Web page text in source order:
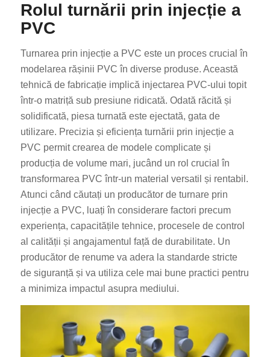
Rolul turnării prin injecție a
PVC
Turnarea prin injecție a PVC este un proces crucial în
modelarea rășinii PVC în diverse produse. Această
tehnică de fabricație implică injectarea PVC-ului topit
într-o matriță sub presiune ridicată. Odată răcită și
solidificată, piesa turnată este ejectată, gata de
utilizare. Precizia și eficiența turnării prin injecție a
PVC permit crearea de modele complicate și
producția de volume mari, jucând un rol crucial în
transformarea PVC într-un material versatil și rentabil.
Atunci când căutați un producător de turnare prin
injecție a PVC, luați în considerare factori precum
experiența, capacitățile tehnice, procesele de control
al calității și angajamentul față de durabilitate. Un
producător de renume va adera la standarde stricte
de siguranță și va utiliza cele mai bune practici pentru
a minimiza impactul asupra mediului.